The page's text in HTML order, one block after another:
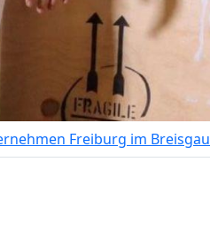
Freiburg im Breisgau